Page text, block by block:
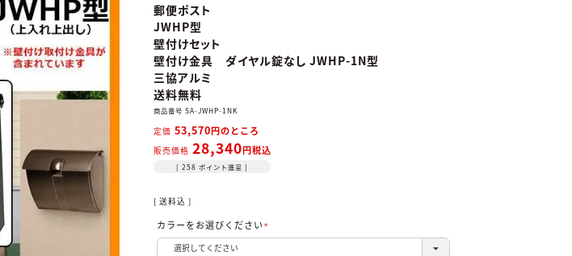
郵便ポスト
JWHP型
壁付けセット
壁付け金具 ダイヤル錠なし JWHP-1N型
三協アルミ
送料無料
商品番号 SA-JWHP-1NK
定価 53,570 のところ
販売価格 28,340 税込
[ 258 ポイント進呈 ]
送料込
カラーをお選びください
(必